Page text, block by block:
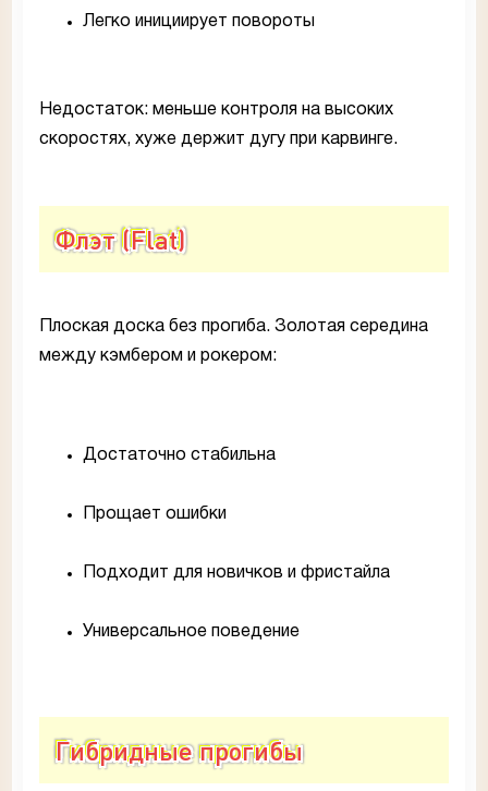
Легко инициирует повороты
Недостаток: меньше контроля на высоких
скоростях, хуже держит дугу при карвинге.
Флэт (Flat)
Плоская доска без прогиба. Золотая середина
между кэмбером и рокером:
Достаточно стабильна
Прощает ошибки
Подходит для новичков и фристайла
Универсальное поведение
Гибридные прогибы